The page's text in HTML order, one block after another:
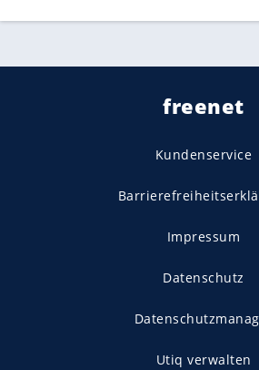
freenet
Kundenservice
Impressum
Datenschutz
Utiq verwalten